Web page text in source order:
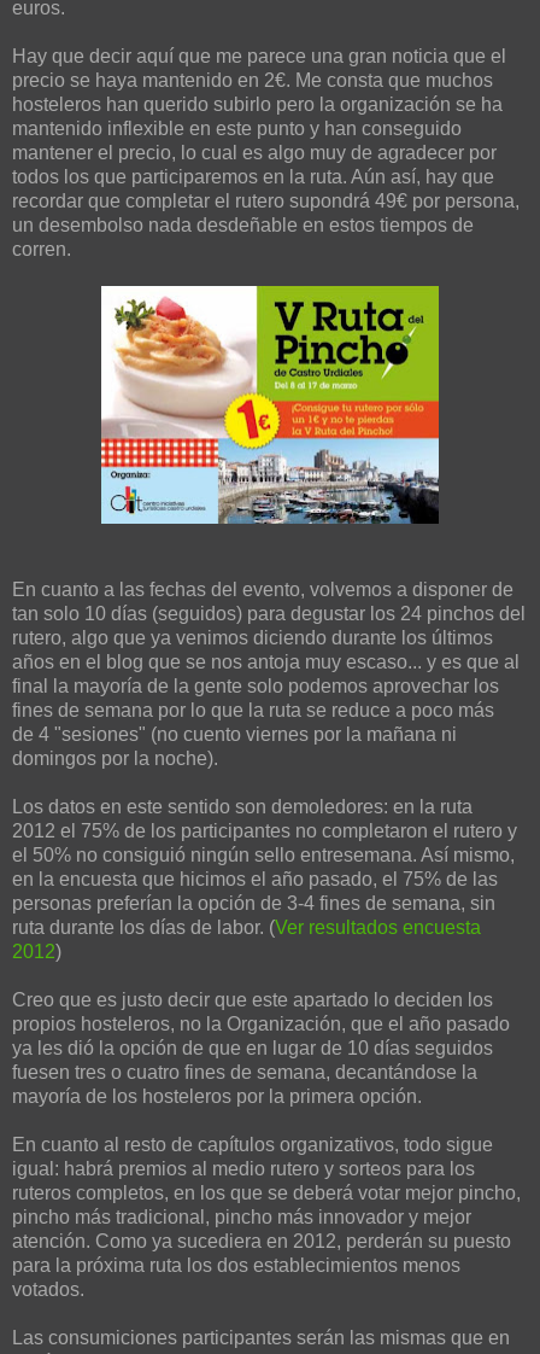
euros.
Hay que decir aquí que me parece una gran noticia que el
precio se haya mantenido en 2€. Me consta que muchos
hosteleros han querido subirlo pero la organización se ha
mantenido inflexible en este punto y han conseguido
mantener el precio, lo cual es algo muy de agradecer por
todos los que participaremos en la ruta. Aún así, hay que
recordar que completar el rutero supondrá 49€ por persona,
un desembolso nada desdeñable en estos tiempos de
corren.
En cuanto a las fechas del evento, volvemos a disponer de
tan solo 10 días (seguidos) para degustar los 24 pinchos del
rutero, algo que ya venimos diciendo durante los últimos
años en el blog que se nos antoja muy escaso... y es que al
final la mayoría de la gente solo podemos aprovechar los
fines de semana por lo que la ruta se reduce a poco más
de 4 "sesiones" (no cuento viernes por la mañana ni
domingos por la noche).
Los datos en este sentido son demoledores: en la ruta
2012 el 75% de los participantes no completaron el rutero y
el 50% no consiguió ningún sello entresemana. Así mismo,
en la encuesta que hicimos el año pasado, el 75% de las
personas preferían la opción de 3-4 fines de semana, sin
ruta durante los días de labor. (Ver resultados encuesta
2012)
Creo que es justo decir que este apartado lo deciden los
propios hosteleros, no la Organización, que el año pasado
ya les dió la opción de que en lugar de 10 días seguidos
fuesen tres o cuatro fines de semana, decantándose la
mayoría de los hosteleros por la primera opción.
En cuanto al resto de capítulos organizativos, todo sigue
igual: habrá premios al medio rutero y sorteos para los
ruteros completos, en los que se deberá votar mejor pincho,
pincho más tradicional, pincho más innovador y mejor
atención. Como ya sucediera en 2012, perderán su puesto
para la próxima ruta los dos establecimientos menos
votados.
Las consumiciones participantes serán las mismas que en